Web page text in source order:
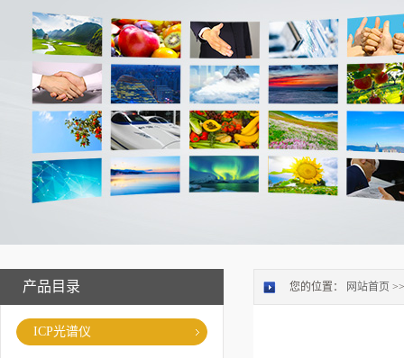
产品目录
ICP光谱仪
您的位置： 网站首页